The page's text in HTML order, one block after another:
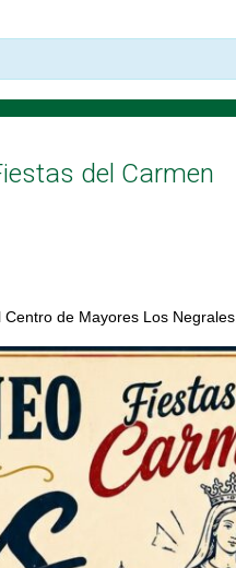
del Carmen
de Mayores Los Negrales.